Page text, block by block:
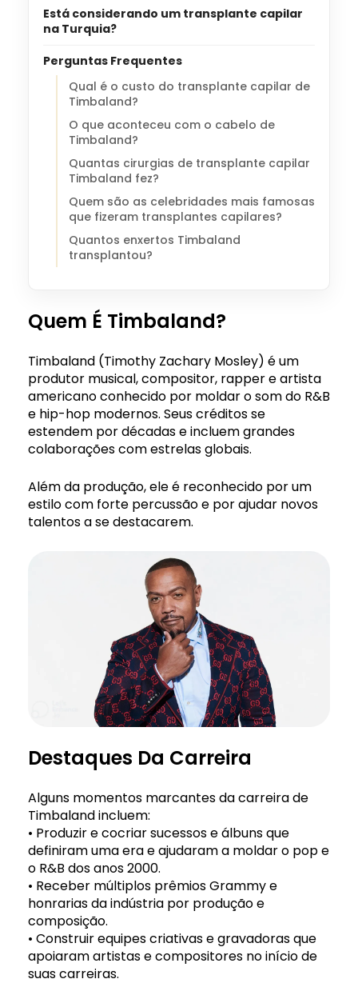
Está considerando um transplante capilar
na Turquia?
Perguntas Frequentes
Qual é o custo do transplante capilar de
Timbaland?
O que aconteceu com o cabelo de
Timbaland?
Quantas cirurgias de transplante capilar
Timbaland fez?
Quem são as celebridades mais famosas
que fizeram transplantes capilares?
Quantos enxertos Timbaland
transplantou?
Quem É Timbaland?
Timbaland (Timothy Zachary Mosley) é um
produtor musical, compositor, rapper e artista
americano conhecido por moldar o som do R&B
e hip-hop modernos. Seus créditos se
estendem por décadas e incluem grandes
colaborações com estrelas globais.
Além da produção, ele é reconhecido por um
estilo com forte percussão e por ajudar novos
talentos a se destacarem.
Destaques Da Carreira
Alguns momentos marcantes da carreira de
Timbaland incluem:
• Produzir e cocriar sucessos e álbuns que
definiram uma era e ajudaram a moldar o pop e
o R&B dos anos 2000.
• Receber múltiplos prêmios Grammy e
honrarias da indústria por produção e
composição.
• Construir equipes criativas e gravadoras que
apoiaram artistas e compositores no início de
suas carreiras.